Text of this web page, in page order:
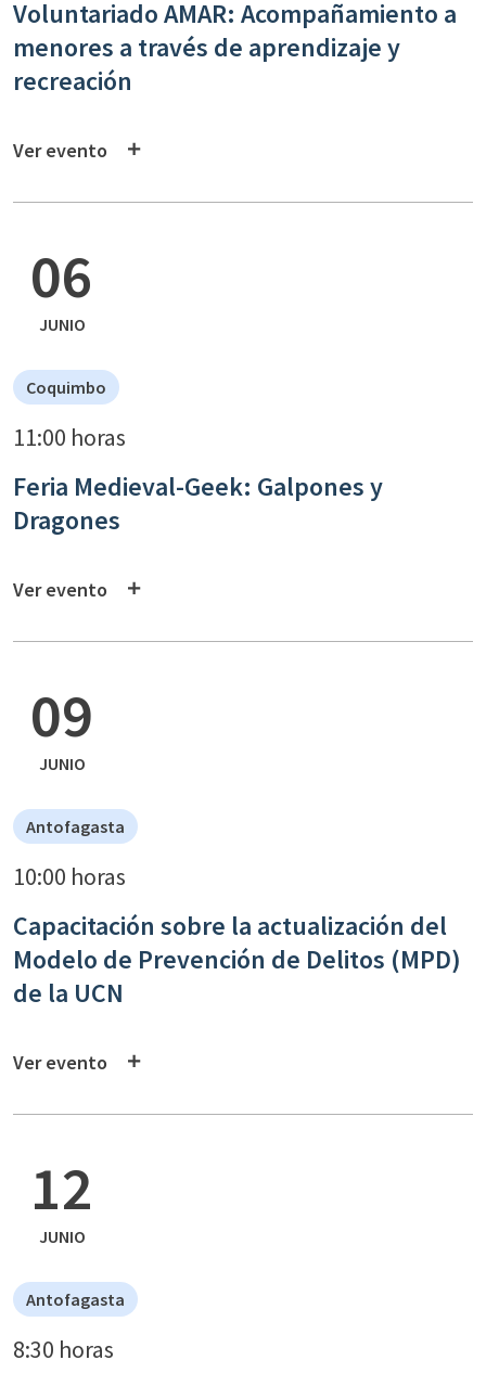
Voluntariado AMAR: Acompañamiento a
menores a través de aprendizaje y
recreación
Ver evento
06
JUNIO
Coquimbo
11:00 horas
Feria Medieval-Geek: Galpones y
Dragones
Ver evento
09
JUNIO
Antofagasta
10:00 horas
Capacitación sobre la actualización del
Modelo de Prevención de Delitos (MPD)
de la UCN
Ver evento
12
JUNIO
Antofagasta
8:30 horas